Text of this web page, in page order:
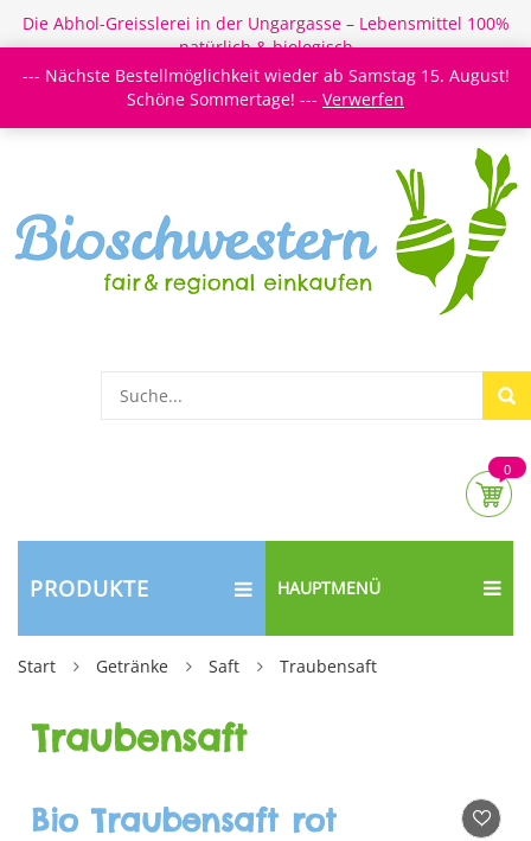
Die Abhol-Greisslerei in der Ungargasse – Lebensmittel 100%
natürlich & biologisch
Login/Register Newsletter Meine Merkzettel
0
PRODUKTE HAUPTMENÜ
Start Getränke Saft Traubensaft
Traubensaft
Bio Traubensaft rot
--- Nächste Bestellmöglichkeit wieder ab Samstag 15. August!
Schöne Sommertage! --- Verwerfen